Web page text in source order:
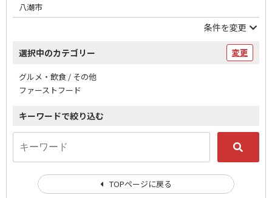
八潮市
条件を変更
選択中のカテゴリー 変更
グルメ・飲食 / その他
ファーストフード
キーワードで絞り込む
TOPページに戻る